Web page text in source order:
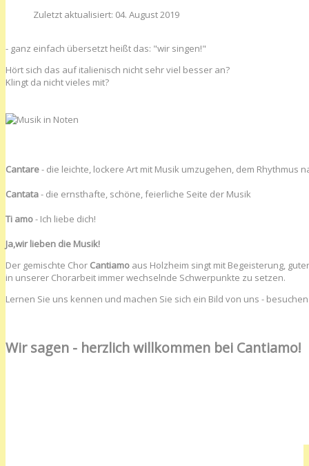
Zuletzt aktualisiert: 04. August 2019
- ganz einfach übersetzt heißt das: "wir singen!"
Hört sich das auf italienisch nicht sehr viel besser an?
Klingt da nicht vieles mit?
Cantare- die leichte, lockere Art mit Musik umzugehen, dem
Cantata- die ernsthafte, schöne, feierliche Seite der Musik
Ti amo- Ich liebe dich!
Ja,wir lieben die Musik!
Der gemischte Chor Cantiamo aus Holzheim singt mit Begeisterung,
in unserer Chorarbeit immer wechselnde Schwerpunkte zu setzen.
Lernen Sie uns kennen und machen Sie sich ein Bild von uns -
Wir sagen - herzlich willkommen bei Cantiamo!